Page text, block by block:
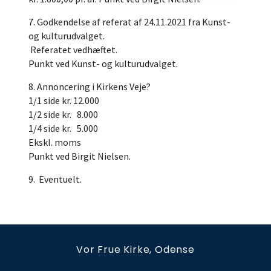
7. Godkendelse af referat af 24.11.2021 fra Kunst-
og kulturudvalget.
Referatet vedhæftet.
Punkt ved Kunst- og kulturudvalget.
8. Annoncering i Kirkens Veje?
1/1 side kr. 12.000
1/2 side kr. 8.000
1/4 side kr. 5.000
Ekskl. moms
Punkt ved Birgit Nielsen.
9. Eventuelt.
Vor Frue Kirke, Odense